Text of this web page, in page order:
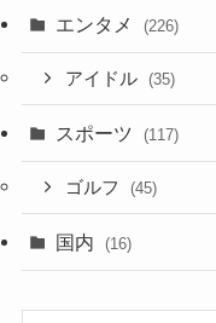
エンタメ (226)
アイドル (35)
スポーツ (117)
ゴルフ (45)
国内 (16)